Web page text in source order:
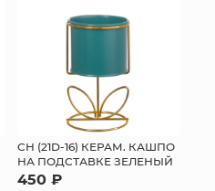
СН (21D-16) КЕРАМ. КАШПО
НА ПОДСТАВКЕ ЗЕЛЕНЫЙ
450 ₽